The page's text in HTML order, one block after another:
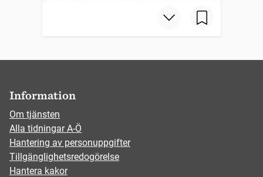
Information
Om tjänsten
Alla tidningar A-Ö
Hantering av personuppgifter
Tillgänglighetsredogörelse
Hantera kakor